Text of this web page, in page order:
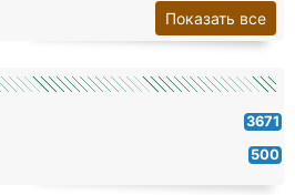
3671
500
Показать все